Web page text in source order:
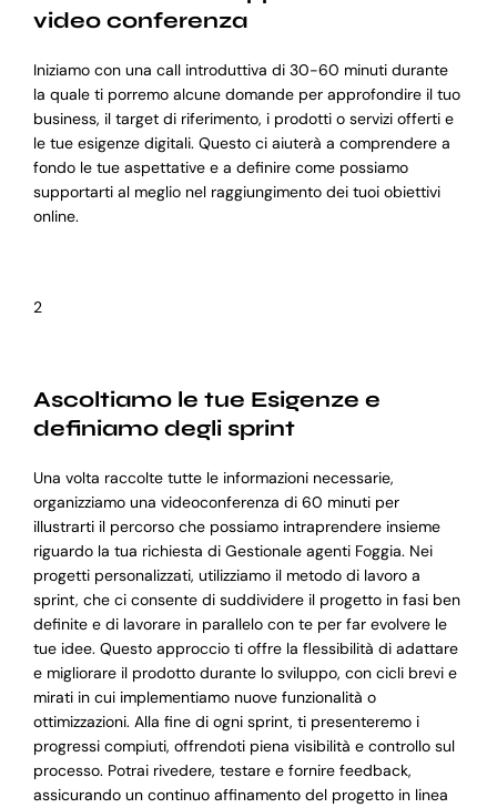
video conferenza
Iniziamo con una call introduttiva di 30-60 minuti durante
la quale ti porremo alcune domande per approfondire il tuo
business, il target di riferimento, i prodotti o servizi offerti e
le tue esigenze digitali. Questo ci aiuterà a comprendere a
fondo le tue aspettative e a definire come possiamo
supportarti al meglio nel raggiungimento dei tuoi obiettivi
online.
2
Ascoltiamo le tue Esigenze e
definiamo degli sprint
Una volta raccolte tutte le informazioni necessarie,
organizziamo una videoconferenza di 60 minuti per
illustrarti il percorso che possiamo intraprendere insieme
riguardo la tua richiesta di Gestionale agenti Foggia. Nei
progetti personalizzati, utilizziamo il metodo di lavoro a
sprint, che ci consente di suddividere il progetto in fasi ben
definite e di lavorare in parallelo con te per far evolvere le
tue idee. Questo approccio ti offre la flessibilità di adattare
e migliorare il prodotto durante lo sviluppo, con cicli brevi e
mirati in cui implementiamo nuove funzionalità o
ottimizzazioni. Alla fine di ogni sprint, ti presenteremo i
progressi compiuti, offrendoti piena visibilità e controllo sul
processo. Potrai rivedere, testare e fornire feedback,
assicurando un continuo affinamento del progetto in linea